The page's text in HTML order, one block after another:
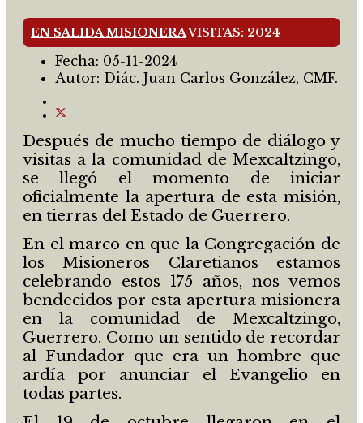
EN SALIDA MISIONERAVISITAS: 2024
Fecha: 05-11-2024
Autor: Diác. Juan Carlos González, CMF.
Después de mucho tiempo de diálogo y
visitas a la comunidad de Mexcaltzingo,
se llegó el momento de iniciar
oficialmente la apertura de esta misión,
en tierras del Estado de Guerrero.
En el marco en que la Congregación de
los Misioneros Claretianos estamos
celebrando estos 175 años, nos vemos
bendecidos por esta apertura misionera
en la comunidad de Mexcaltzingo,
Guerrero. Como un sentido de recordar
al Fundador que era un hombre que
ardía por anunciar el Evangelio en
todas partes.